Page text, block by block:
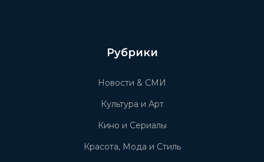
Рубрики
Новости & СМИ
Культура и Арт
Кино и Сериалы
Красота, Мода и Стиль